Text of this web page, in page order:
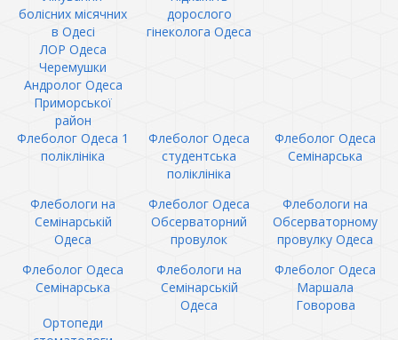
болісних місячних
в Одесі
дорослого
гінеколога Одеса
ЛОР Одеса
Черемушки
Андролог Одеса
Приморської
район
Флеболог Одеса 1
поліклініка
Флеболог Одеса
студентська
поліклініка
Флеболог Одеса
Семінарська
Флебологи на
Семінарській
Одеса
Флеболог Одеса
Обсерваторний
провулок
Флебологи на
Обсерваторному
провулку Одеса
Флеболог Одеса
Семінарська
Флебологи на
Семінарській
Одеса
Флеболог Одеса
Маршала
Говорова
Ортопеди